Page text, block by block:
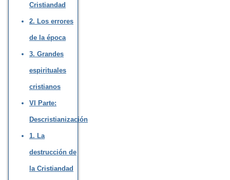
Cristiandad
2. Los errores
de la época
3. Grandes
espirituales
cristianos
VI Parte:
Descristianización
1. La
destrucción de
la Cristiandad